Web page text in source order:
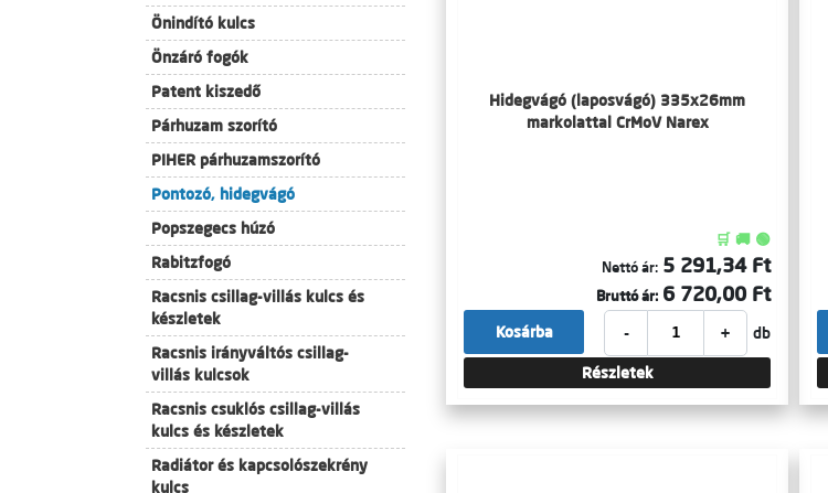
Önindító kulcs
Önzáró fogók
Patent kiszedő
Párhuzam szorító
PIHER párhuzamszorító
Pontozó, hidegvágó
Popszegecs húzó
Rabitzfogó
Racsnis csillag-villás kulcs és
készletek
Racsnis irányváltós csillag-
villás kulcsok
Racsnis csuklós csillag-villás
kulcs és készletek
Radiátor és kapcsolószekrény
kulcs
Hidegvágó (laposvágó) 335x26mm
markolattal CrMoV Narex
🛒 🚚 🟢
Nettó ár: 5 291,34 Ft
Bruttó ár: 6 720,00 Ft
- + db
Kosárba
Részletek